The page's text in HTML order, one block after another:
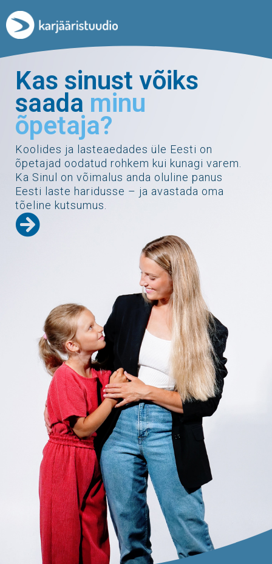
Kas sinust võiks
saada minu
õpetaja?
Koolides ja lasteaedades üle Eesti on
õpetajad oodatud rohkem kui kunagi varem.
Ka Sinul on võimalus anda oluline panus
Eesti laste haridusse – ja avastada oma
tõeline kutsumus.